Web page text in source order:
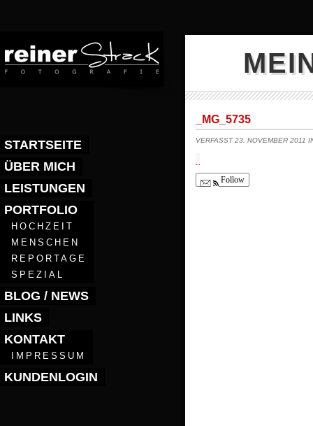
STARTSEITE
ÜBER MICH
LEISTUNGEN
PORTFOLIO
HOCHZEIT
MENSCHEN
REPORTAGE
SPEZIAL
BLOG / NEWS
LINKS
KONTAKT
IMPRESSUM
KUNDENLOGIN
_MG_5735
VERFASST 23. NOVEMBER 2011
Follow